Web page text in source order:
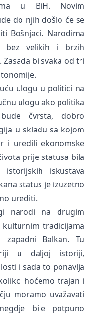
u BiH. Novim
do njih došlo će se
Bošnjaci. Narodima
bez velikih i brzih
bi svaka od tri
ulogu u politici na
ulogu ako politika
čvrsta, dobro
u skladu sa kojom
i uredili ekonomske
prije statusa bila
iskustava
status je izuzetno
urediti.
narodi na drugim
tradicijama
Balkan. Tu
u daljoj istoriji,
i sada to ponavlja
hoćemo trajan i
moramo uvažavati
bile potpuno